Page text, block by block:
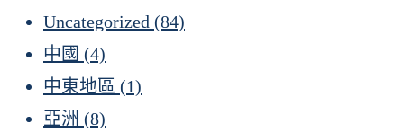
Uncategorized (84)
中國 (4)
中東地區 (1)
亞洲 (8)